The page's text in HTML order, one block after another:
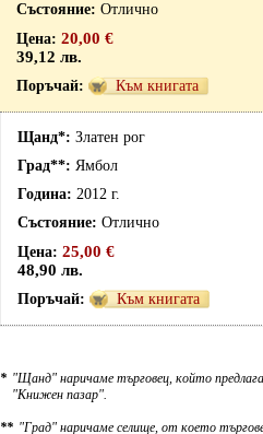
Отлично
20,00 €
39,12 лв.
Към книгата
Златен рог
Ямбол
2012 г.
Отлично
25,00 €
48,90 лв.
Към книгата
* "Щанд" наричаме търговец, който
"Книжен пазар".
** "Град" наричаме селище, от което